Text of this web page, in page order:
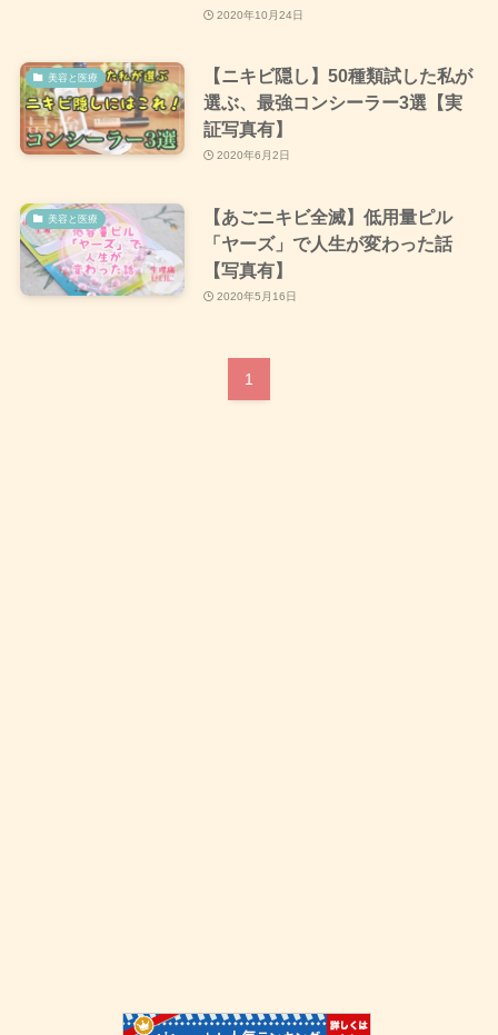
2020年10月24日
美容と医療
【ニキビ隠し】50種類試した私が
選ぶ、最強コンシーラー3選【実
証写真有】
2020年6月2日
美容と医療
【あごニキビ全滅】低用量ピル
「ヤーズ」で人生が変わった話
【写真有】
2020年5月16日
1